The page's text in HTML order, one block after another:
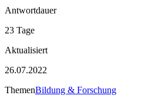
Antwortdauer
23 Tage
Aktualisiert
26.07.2022
ThemenBildung & Forschung